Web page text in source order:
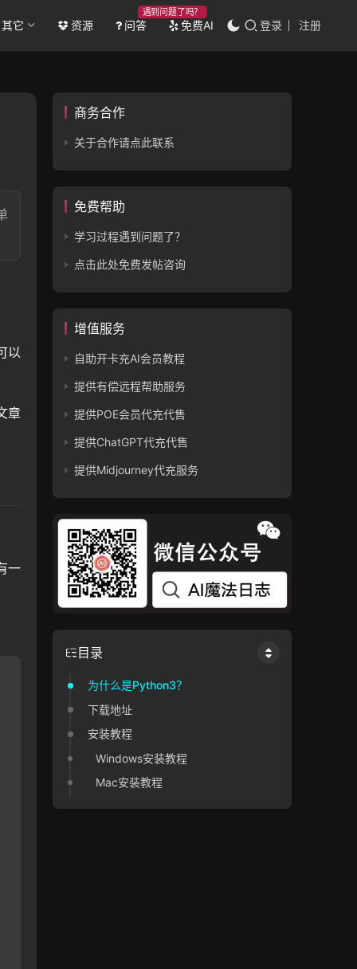
其它 资源 问答
遇到问题了吗？
免费AI 登录 注册
以
章
一
商务合作
关于合作请点此联系
免费帮助
学习过程遇到问题了？
点击此处免费发帖咨询
增值服务
自助开卡充AI会员教程
提供有偿远程帮助服务
提供POE会员代充代售
提供ChatGPT代充代售
提供Midjourney代充服务
目录
为什么是Python3？
下载地址
安装教程
Windows安装教程
Mac安装教程